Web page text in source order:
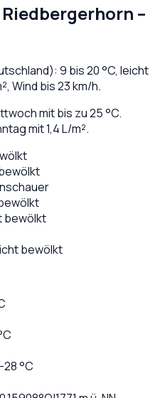
Riedbergerhorn –
): 9 bis20°C, leicht
Wind bis23km/h.
mit bis zu 25 °C.
mit 1,4 L/m².
bewölkt
bewölkt
28°C